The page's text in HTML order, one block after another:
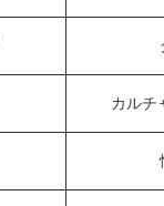
カルチ